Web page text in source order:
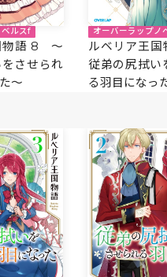
ベルスf
物語 8 ～
させられ
～
オーバーラップノ
ルベリア王
従弟の尻拭い
る羽目になっ